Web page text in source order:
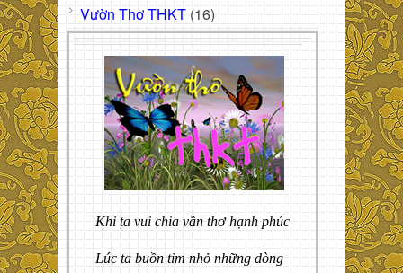
Vườn Thơ THKT (16)
Khi ta vui chia vần thơ hạnh phúc
Lúc ta buồn tim nhỏ những dòng